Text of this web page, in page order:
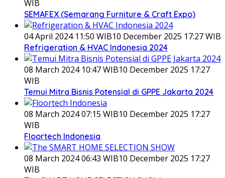
WIB
SEMAFEX (Semarang Furniture & Craft Expo)
04 April 2024 11:50 WIB10 December 2025 17:27 WIB
Refrigeration & HVAC Indonesia 2024
08 March 2024 10:47 WIB10 December 2025 17:27
WIB
Temui Mitra Bisnis Potensial di GPPE Jakarta 2024
08 March 2024 07:15 WIB10 December 2025 17:27
WIB
Floortech Indonesia
08 March 2024 06:43 WIB10 December 2025 17:27
WIB